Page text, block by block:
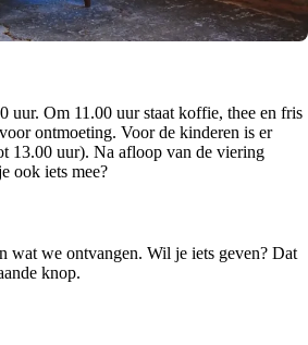
uur. Om 11.00 uur staat koffie, thee en fris
ontmoeting. Voor de kinderen is er
13.00 uur). Na afloop van de viering
ook iets mee?
wat we ontvangen. Wil je iets geven? Dat
knop.